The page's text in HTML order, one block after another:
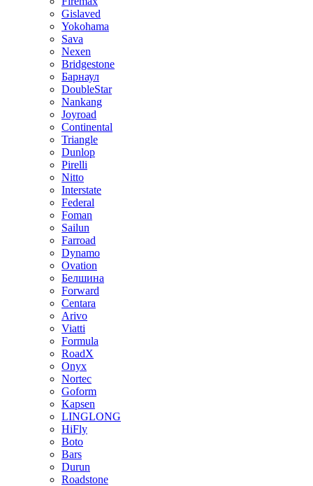
Gislaved
Yokohama
Sava
Nexen
Bridgestone
Барнаул
DoubleStar
Nankang
Joyroad
Continental
Triangle
Dunlop
Pirelli
Nitto
Interstate
Federal
Foman
Sailun
Farroad
Dynamo
Ovation
Белшина
Forward
Centara
Arivo
Viatti
Formula
RoadX
Onyx
Nortec
Goform
Kapsen
LINGLONG
HiFly
Boto
Bars
Durun
Roadstone